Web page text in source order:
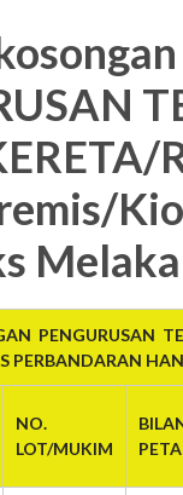
PENGURUSAN
PERBANDARAN
NO.
LOT/MUKIM